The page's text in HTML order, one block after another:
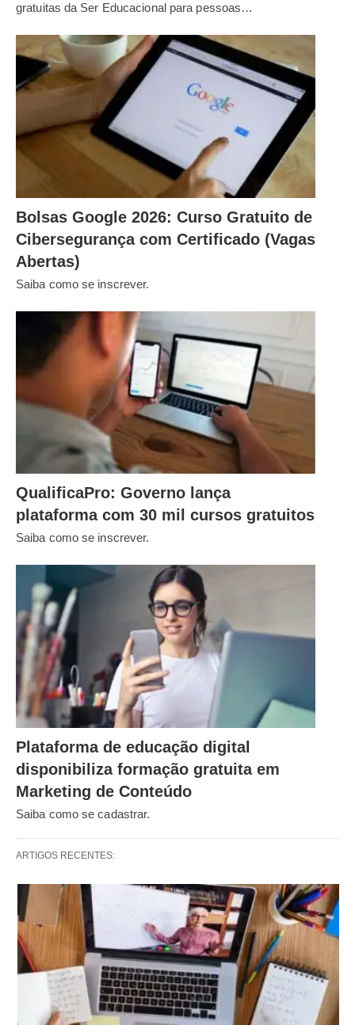
gratuitas da Ser Educacional para pessoas…
Bolsas Google 2026: Curso Gratuito de
Cibersegurança com Certificado (Vagas
Abertas)
Saiba como se inscrever.
QualificaPro: Governo lança
plataforma com 30 mil cursos gratuitos
Saiba como se inscrever.
Plataforma de educação digital
disponibiliza formação gratuita em
Marketing de Conteúdo
Saiba como se cadastrar.
ARTIGOS RECENTES: